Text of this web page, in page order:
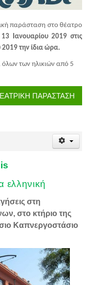
παράσταση στο θέατρο
Ιανουαρίου 2019 στις
την ίδια ώρα.
των ηλικιών από 5
ΠΑΡΑΣΤΑΣΗ
ελληνική
στη
στο κτήριο της
Καπνεργοστάσιο